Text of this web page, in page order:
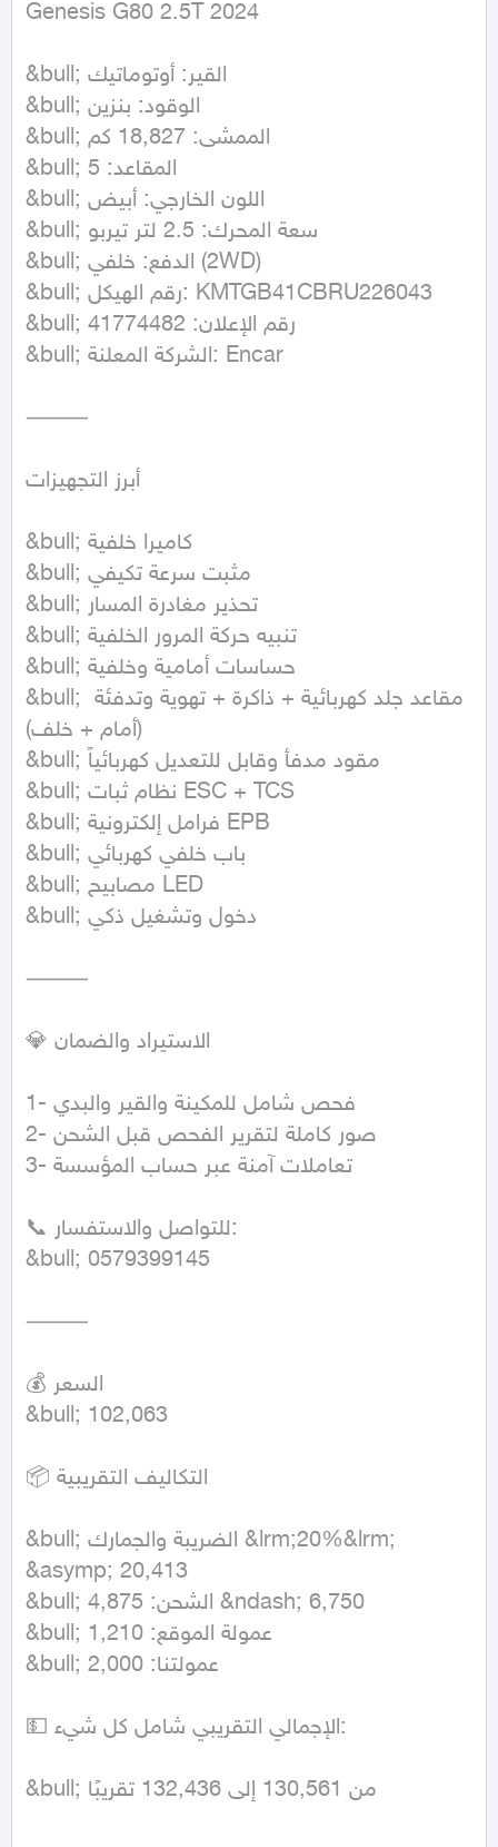
Genesis G80 2.5T 2024
&bull; القير: أوتوماتيك
&bull; الوقود: بنزين
&bull; الممشى: 18,827 كم
&bull; المقاعد: 5
&bull; اللون الخارجي: أبيض
&bull; سعة المحرك: 2.5 لتر تيربو
&bull; الدفع: خلفي (2WD)
&bull; رقم الهيكل: KMTGB41CBRU226043
&bull; رقم الإعلان: 41774482
&bull; الشركة المعلنة: Encar
⸻
أبرز التجهيزات
&bull; كاميرا خلفية
&bull; مثبت سرعة تكيفي
&bull; تحذير مغادرة المسار
&bull; تنبيه حركة المرور الخلفية
&bull; حساسات أمامية وخلفية
&bull; مقاعد جلد كهربائية + ذاكرة + تهوية وتدفئة
(أمام + خلف)
&bull; مقود مدفأ وقابل للتعديل كهربائياً
&bull; نظام ثبات ESC + TCS
&bull; فرامل إلكترونية EPB
&bull; باب خلفي كهربائي
&bull; مصابيح LED
&bull; دخول وتشغيل ذكي
⸻
💎 الاستيراد والضمان
1- فحص شامل للمكينة والقير والبدي
2- صور كاملة لتقرير الفحص قبل الشحن
3- تعاملات آمنة عبر حساب المؤسسة
📞 للتواصل والاستفسار:
&bull; 0579399145
⸻
💰 السعر
&bull; 102,063
📦 التكاليف التقريبية
&bull; الضريبة والجمارك &lrm;20%&lrm;
&asymp; 20,413
&bull; الشحن: 4,875 &ndash; 6,750
&bull; عمولة الموقع: 1,210
&bull; عمولتنا: 2,000
💵 الإجمالي التقريبي شامل كل شيء:
&bull; من 130,561 إلى 132,436 تقريبًا